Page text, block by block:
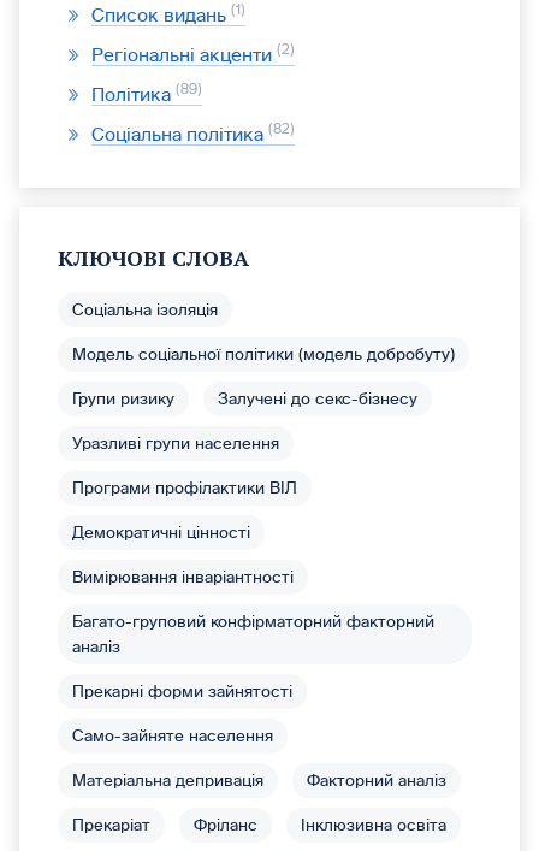
Список видань 1
Регіональні акценти 2
Політика 89
Соціальна політика 82
КЛЮЧОВІ СЛОВА
Соціальна ізоляція
Модель соціальної політики (модель добробуту)
Групи ризику Залучені до секс-бізнесу
Уразливі групи населення
Програми профілактики ВІЛ
Демократичні цінності
Вимірювання інваріантності
Багато-груповий конфірматорний факторний
аналіз
Прекарні форми зайнятості
Само-зайняте населення
Матеріальна депривація Факторний аналіз
Прекаріат Фріланс Інклюзивна освіта